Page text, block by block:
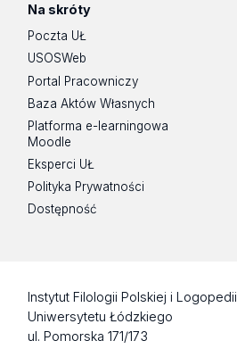
Na skróty
Poczta UŁ
USOSWeb
Portal Pracowniczy
Baza Aktów Własnych
Platforma e-learningowa
Moodle
Eksperci UŁ
Polityka Prywatności
Dostępność
Instytut Filologii Polskiej i Logopedii
Uniwersytetu Łódzkiego
ul. Pomorska 171/173